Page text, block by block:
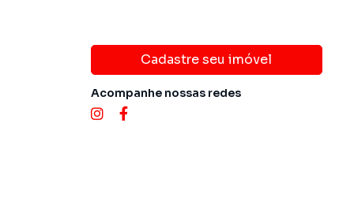
Cadastre seu imóvel
Acompanhe nossas redes